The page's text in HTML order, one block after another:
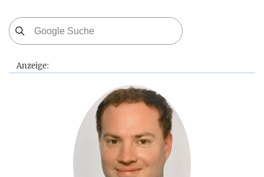
Anzeige: